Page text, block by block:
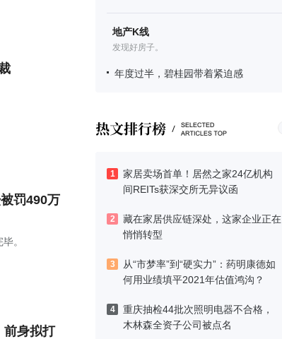
地产K线
发现好房子。
年度过半，碧桂园带着紧迫感
1
家居卖场首单！居然之家24亿机构
间REITs获深交所无异议函
2
藏在家居供应链深处，这家企业正在
悄悄转型
3
从“市梦率”到“硬实力”：药明康德如
何用业绩填平2021年估值鸿沟？
4
重庆抽检44批次照明电器不合格，
木林森全资子公司被点名
罚490万
。
前身拟打